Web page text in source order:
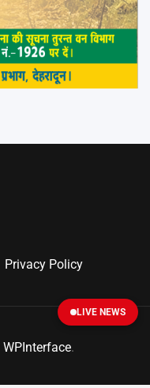
Privacy Policy
WPInterface.
LIVE NEWS